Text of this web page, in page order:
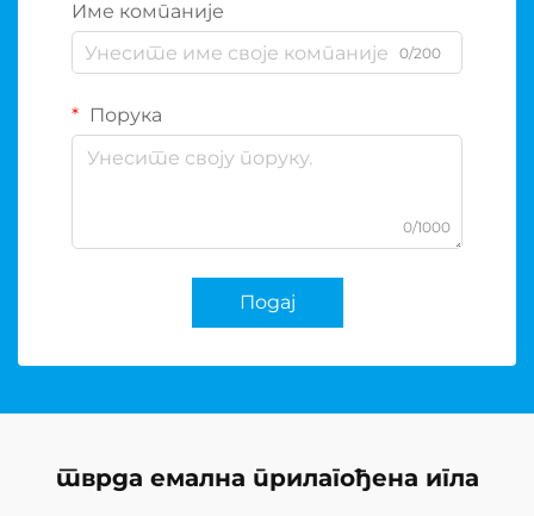
Име компаније
0/200
Порука
0/1000
Подај
тврда емална прилагођена игла